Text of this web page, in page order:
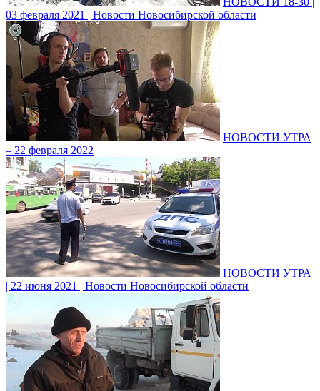
03 февраля 2021 | Новости Новосибирской области
НОВОСТИ УТРА
– 22 февраля 2022
НОВОСТИ УТРА
| 22 июня 2021 | Новости Новосибирской области